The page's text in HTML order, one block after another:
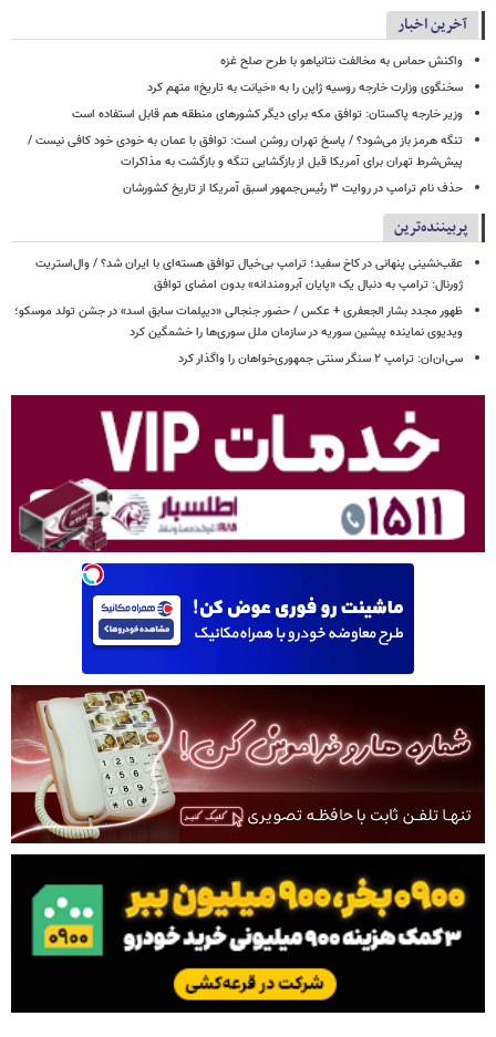
آخرین اخبار
واکنش حماس به مخالفت نتانیاهو با طرح صلح غزه
سخنگوی وزارت خارجه روسیه ژاپن را به «خیانت به تاریخ» متهم کرد
وزیر خارجه پاکستان: توافق مکه برای دیگر کشورهای منطقه هم قابل استفاده است
تنگه هرمز باز می‌شود؟ / پاسخ تهران روشن است: توافق با عمان به خودی خود کافی نیست /
پیش‌شرط تهران برای آمریکا قبل از بازگشایی تنگه و بازگشت به مذاکرات
حذف نام ترامپ در روایت ۳ رئیس‌جمهور اسبق آمریکا از تاریخ کشورشان
پربیننده‌ترین
عقب‌نشینی پنهانی در کاخ سفید؛ ترامپ بی‌خیال توافق هسته‌ای با ایران شد؟ / وال‌استریت
ژورنال: ترامپ به دنبال یک «پایان آبرومندانه» بدون امضای توافق
ظهور مجدد بشار الجعفری + عکس / حضور جنجالی «دیپلمات سابق اسد» در جشن تولد موسکو؛
ویدیوی نماینده پیشین سوریه در سازمان ملل سوری‌ها را خشمگین کرد
سی‌ان‌ان: ترامپ ۲ سنگر سنتی جمهوری‌خواهان را واگذار کرد